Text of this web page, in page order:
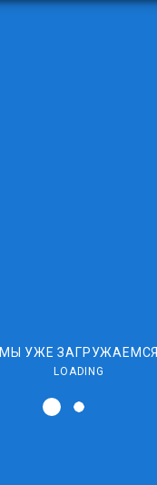
МЫ УЖЕ ЗАГРУЖАЕМСЯ
LOADING